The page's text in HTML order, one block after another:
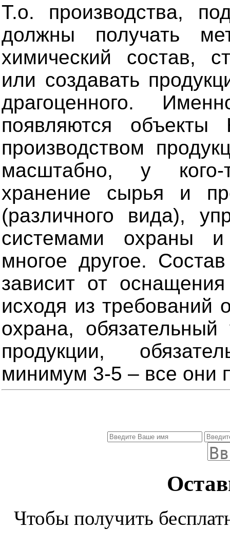
Т.о. производства,
должны получать
химический состав,
или создавать
драгоценного.
появляются
производством
масштабно, у
хранение сырья и
(различного вида),
системами охраны
многое другое.
зависит от
исходя из требований
охрана,
продукции,
минимум 3-5 – все они
Чтобы получить